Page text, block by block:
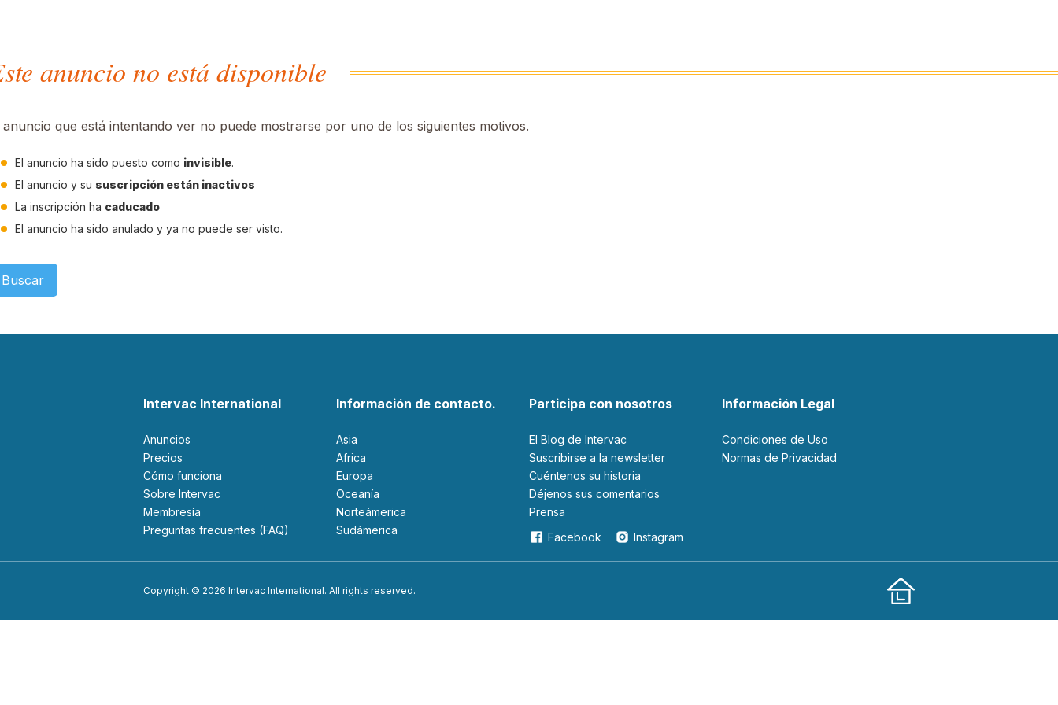
anuncio no está disponible
anuncio que está intentando ver no puede mostrarse por uno de los siguientes motivos.
El anuncio ha sido puesto como invisible.
El anuncio y su suscripción están inactivos
La inscripción ha caducado
El anuncio ha sido anulado y ya no puede ser visto.
Buscar
Intervac International
Anuncios
Precios
Cómo funciona
Sobre Intervac
Membresía
Preguntas frecuentes (FAQ)
Información de contacto.
Asia
Africa
Europa
Oceanía
Norteámerica
Sudámerica
Participa con nosotros
El Blog de Intervac
Suscribirse a la newsletter
Cuéntenos su historia
Déjenos sus comentarios
Prensa
Facebook
Instagram
Información Legal
Condiciones de Uso
Normas de Privacidad
Copyright © 2026 Intervac International. All rights reserved.